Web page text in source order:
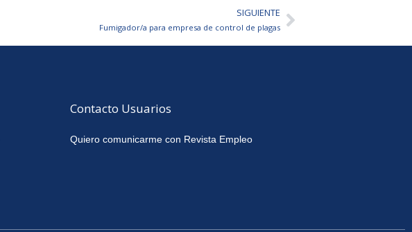
SIGUIENTE
Fumigador/a para empresa de control de plagasSiguiente
Contacto Usuarios
Quiero comunicarme con Revista Empleo